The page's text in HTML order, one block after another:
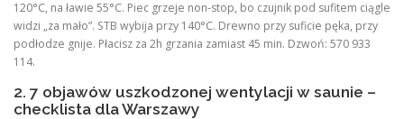
120°C, na ławie 55°C. Piec grzeje non-stop, bo czujnik pod sufitem ciągle
widzi „za mało”. STB wybija przy 140°C. Drewno przy suficie pęka, przy
podłodze gnije. Płacisz za 2h grzania zamiast 45 min. Dzwoń: 570 933
114.
2. 7 objawów uszkodzonej wentylacji w saunie –
checklista dla Warszawy